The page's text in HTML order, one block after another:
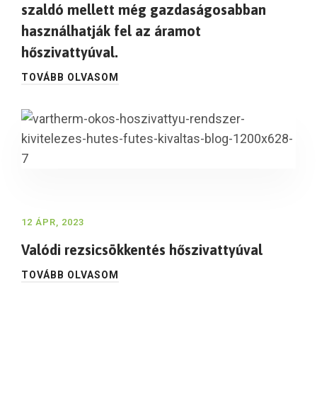
szaldó mellett még gazdaságosabban
használhatják fel az áramot
hőszivattyúval.
TOVÁBB OLVASOM
12 ÁPR, 2023
Valódi rezsicsökkentés hőszivattyúval
TOVÁBB OLVASOM